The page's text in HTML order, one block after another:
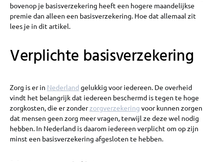
bovenop je basisverzekering heeft een hogere maandelijkse
premie dan alleen een basisverzekering. Hoe dat allemaal zit
lees je in dit artikel.
Verplichte basisverzekering
Zorg is er in Nederland gelukkig voor iedereen. De overheid
vindt het belangrijk dat iedereen beschermd is tegen te hoge
zorgkosten, die er zonderzorgverzekering voor kunnen zorgen
dat mensen geen zorg meer vragen, terwijl ze deze wel nodig
hebben. In Nederland is daarom iedereen verplicht om op zijn
minst een basisverzekering afgesloten te hebben.